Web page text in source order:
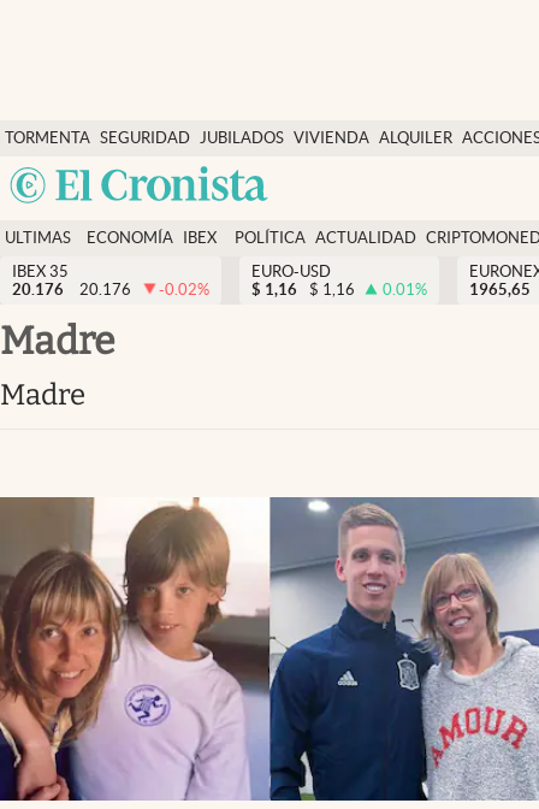
TORMENTA SEGURIDAD
SOCIAL
JUBILADOS VIVIENDA ALQUILER
USA
Economía y finanzas
Política
Actualidad
Criptomonedas
España
ULTIMAS
NOTICIAS
ECONOMÍA
FINANZAS
IBEX
EURO
POLÍTICA ACTUALIDAD
IBEX 35
20.176
20.176 -0.02%
EURO-USD
$ 1,16 $ 1,16 0.01%
1965,65
madre
madre